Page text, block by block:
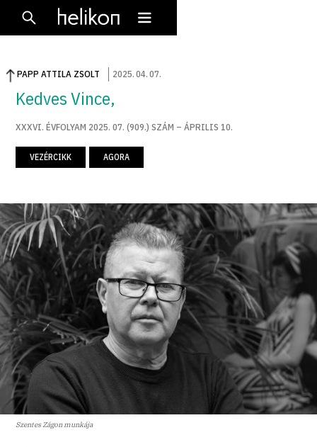
PAPP ATTILA ZSOLT 2025.04.07.
Kedves Vince,
XXXVI. ÉVFOLYAM 2025. 07. (909.) SZÁM – ÁPRILIS 10.
VEZÉRCIKK AGORA
Szentes Zágon munkája